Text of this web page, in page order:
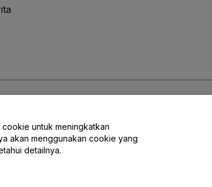
untuk meningkatkan
akan menggunakan cookie yang
detailnya.